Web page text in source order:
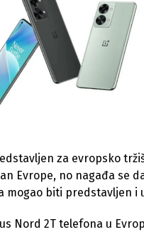
za evropsko
Evrope, no nagađa se
mogao biti predstavljen i
Nord 2T telefona u